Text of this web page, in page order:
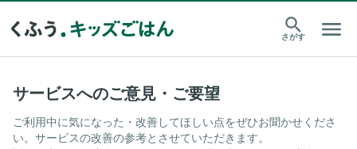
さがす
サービスへのご意見・ご要望
ご利用中に気になった・改善してほしい点をぜひお聞かせくださ
い。サービスの改善の参考とさせていただきます。